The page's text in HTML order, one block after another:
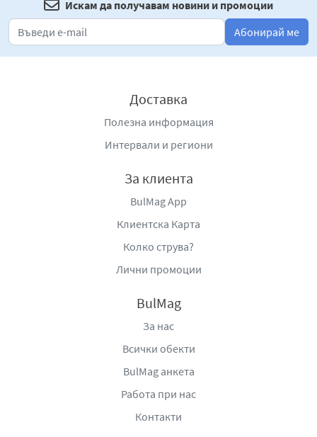
614141, e-mail:office@prestige96.bg,www.prestige96.bg
Искам да получавам новини и промоции
Абонирай ме
Доставка
Полезна информация
Интервали и региони
За клиента
BulMag App
Клиентска Карта
Колко струва?
Лични промоции
BulMag
За нас
Всички обекти
BulMag анкета
Работа при нас
Контакти